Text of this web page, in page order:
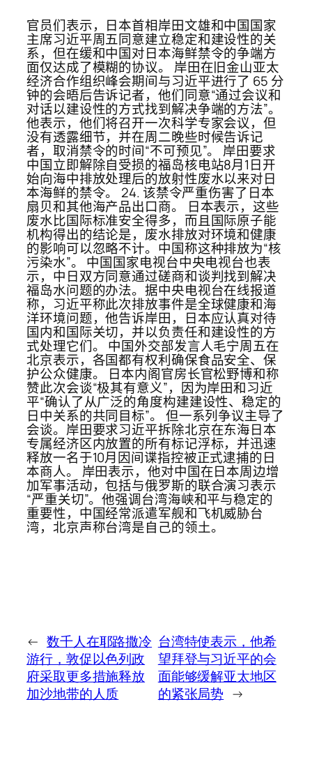
官员们表示，日本首相岸田文雄和中国国家
主席习近平周五同意建立稳定和建设性的关
系，但在缓和中国对日本海鲜禁令的争端方
面仅达成了模糊的协议。 岸田在旧金山亚太
经济合作组织峰会期间与习近平进行了 65 分
钟的会晤后告诉记者，他们同意“通过会议和
对话以建设性的方式找到解决争端的方法”。
他表示，他们将召开一次科学专家会议，但
没有透露细节，并在周二晚些时候告诉记
者，取消禁令的时间“不可预见”。 岸田要求
中国立即解除自受损的福岛核电站8月1日开
始向海中排放处理后的放射性废水以来对日
本海鲜的禁令。 24. 该禁令严重伤害了日本
扇贝和其他海产品出口商。 日本表示，这些
废水比国际标准安全得多，而且国际原子能
机构得出的结论是，废水排放对环境和健康
的影响可以忽略不计。中国称这种排放为“核
污染水”。 中国国家电视台中央电视台也表
示，中日双方同意通过磋商和谈判找到解决
福岛水问题的办法。据中央电视台在线报道
称，习近平称此次排放事件是全球健康和海
洋环境问题，他告诉岸田，日本应认真对待
国内和国际关切，并以负责任和建设性的方
式处理它们。 中国外交部发言人毛宁周五在
北京表示，各国都有权利确保食品安全、保
护公众健康。 日本内阁官房长官松野博和称
赞此次会谈“极其有意义”，因为岸田和习近
平“确认了从广泛的角度构建建设性、稳定的
日中关系的共同目标”。 但一系列争议主导了
会谈。岸田要求习近平拆除北京在东海日本
专属经济区内放置的所有标记浮标，并迅速
释放一名于10月因间谍指控被正式逮捕的日
本商人。 岸田表示，他对中国在日本周边增
加军事活动，包括与俄罗斯的联合演习表示
“严重关切”。他强调台湾海峡和平与稳定的
重要性，中国经常派遣军舰和飞机威胁台
湾，北京声称台湾是自己的领土。
← 数千人在耶路撒冷
游行，敦促以色列政
府采取更多措施释放
加沙地带的人质
台湾特使表示，他希
望拜登与习近平的会
面能够缓解亚太地区
的紧张局势 →